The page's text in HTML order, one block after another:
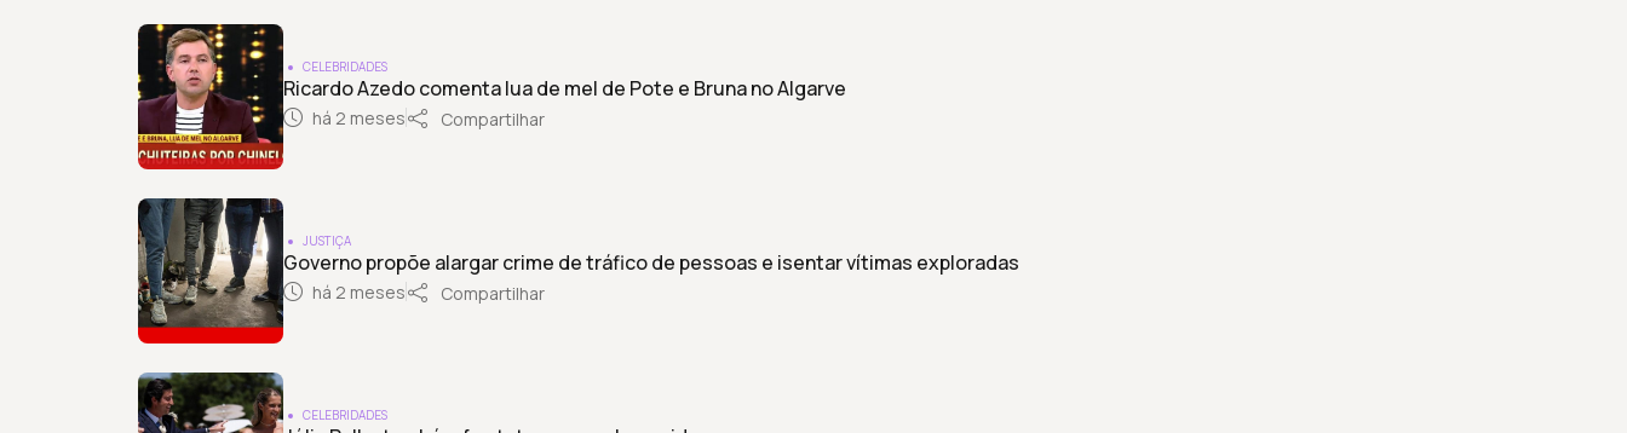
CELEBRIDADES
Ricardo Azedo comenta lua de mel de Pote e Bruna no Algarve
há 2 meses Compartilhar
JUSTIÇA
Governo propõe alargar crime de tráfico de pessoas e isentar vítimas exploradas
há 2 meses Compartilhar
CELEBRIDADES